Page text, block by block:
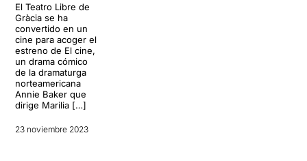
El Teatro Libre de
Gràcia se ha
convertido en un
cine para acoger el
estreno de El cine,
un drama cómico
de la dramaturga
norteamericana
Annie Baker que
dirige Marilia […]
23 noviembre 2023